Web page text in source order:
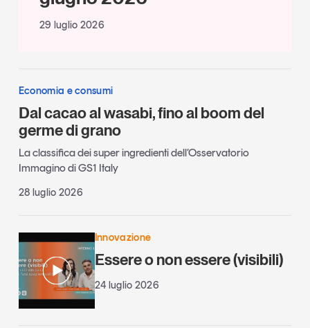
29 luglio 2026
Economia e consumi
Dal cacao al wasabi, fino al boom del
germe di grano
La classifica dei super ingredienti dell’Osservatorio
Immagino di GS1 Italy
28 luglio 2026
Innovazione
Essere o non essere (visibili)
24 luglio 2026